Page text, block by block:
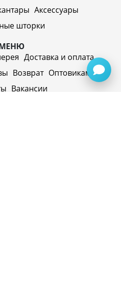
Аксессуары
шторки
Доставка и оплата
Возврат Оптовикам
Вакансии